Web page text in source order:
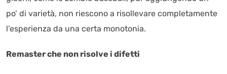
po’ di varietà, non riescono a risollevare completamente
l’esperienza da una certa monotonia.
Remaster che non risolve i difetti